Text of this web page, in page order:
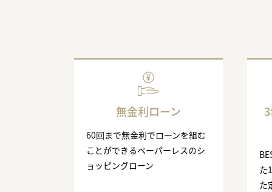
無金利ローン
60回まで無金利でローンを組む
ことができるペーパーレスのシ
ョッピングローン
た
た